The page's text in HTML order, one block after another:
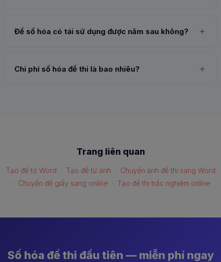
Đề số hóa có tái sử dụng được năm sau không?
Chi phí số hóa đề thi là bao nhiêu?
Trang liên quan
Tạo đề từ Word · Tạo đề từ ảnh · Chuyển ảnh đề thi sang Word
· Chuyển đề giấy sang online · Tạo đề thi trắc nghiệm online
Số hóa đề thi đầu tiên — miễn phí ngay